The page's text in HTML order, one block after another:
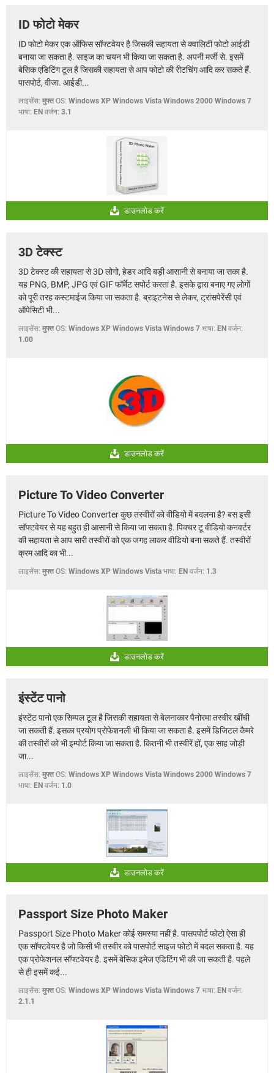
ID फोटो मेकर
ID फोटो मेकर एक ऑफिस सॉफ्टवेयर है जिसकी सहायता से क्वालिटी फोटो आईडी
बनाया जा सकता है. साइज का चयन भी किया जा सकता है. अपनी मर्जी से. इसमें
बेसिक एडिटिंग टूल है जिसकी सहायता से आप फोटो की रीटचिंग आदि कर सकते हैं.
पासपोर्ट, वीजा. आईडी...
लाइसेंस: मुफ्त OS: Windows XP Windows Vista Windows 2000 Windows 7
भाषा: EN वर्जन: 3.1
डाउनलोड करें
3D टेक्स्ट
3D टेक्स्ट की सहायता से 3D लोगो, हेडर आदि बड़ी आसानी से बनाया जा सका है.
यह PNG, BMP, JPG एवं GIF फॉर्मेट सपोर्ट करता है. इसके द्वारा बनाए गए लोगों
को पूरी तरह कस्टमाईज किया जा सकता है. ब्राइटनेस से लेकर, ट्रांसपेरेंसी एवं
ऑपेसिटी भी...
लाइसेंस: मुफ्त OS: Windows XP Windows Vista Windows 7 भाषा: EN वर्जन:
1.00
डाउनलोड करें
Picture To Video Converter
Picture To Video Converter कुछ तस्वीरों को वीडियो में बदलना है? बस इसी
सॉफ्टवेयर से यह बहुत ही आसानी से किया जा सकता है. पिक्चर टू वीडियो कनवर्टर
की सहायता से आप सारी तस्वीरों को एक जगह लाकर वीडियो बना सकते हैं. तस्वीरों
क्रम आदि का भी...
लाइसेंस: मुफ्त OS: Windows XP Windows Vista भाषा: EN वर्जन: 1.3
डाउनलोड करें
इंस्टेंट पानो
इंस्टेंट पानो एक सिम्पल टूल है जिसकी सहायता से बेलनाकार पैनोरमा तस्वीर खींची
जा सकती हैं. इसका प्रयोग प्रोफेशनली भी किया जा सकता है. इसमें डिजिटल कैमरे
की तस्वीरों को भी इम्पोर्ट किया जा सकता है. कितनी भी तस्वीरें हों, एक साह जोड़ी
जा...
लाइसेंस: मुफ्त OS: Windows XP Windows Vista Windows 2000 Windows 7
भाषा: EN वर्जन: 1.0
डाउनलोड करें
Passport Size Photo Maker
Passport Size Photo Maker कोई समस्या नहीं है. पासपपोर्ट फोटो ऐसा ही
एक सॉफ्टवेयर है जो किसी भी तस्वीर को पासपोर्ट साइज फोटो में बदल सकता है. यह
एक प्रोफेशनल सॉफ्टवेयर है. इसमें बेसिक इमेज एडिटिंग भी की जा सकती है. पहले
से ही इसमें कई...
लाइसेंस: मुफ्त OS: Windows XP Windows Vista Windows 7 भाषा: EN वर्जन:
2.1.1